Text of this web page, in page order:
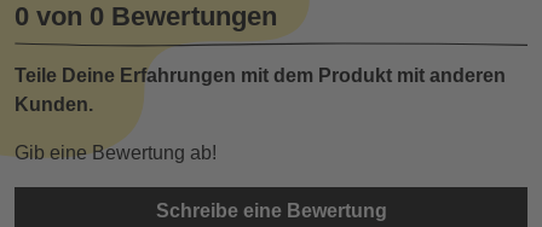
0 von 0 Bewertungen
Teile Deine Erfahrungen mit dem Produkt mit anderen
Kunden.
Gib eine Bewertung ab!
Schreibe eine Bewertung